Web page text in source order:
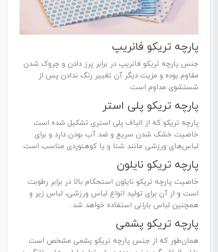
پارچه تریکو فانریپ
جنس پارچه تریکو فانریپ در برابر پرز دادن و چروک شدن
مقاوم بوده و مزیت دیگر آن تغییر رنگ ندادن پس از
شستشوی مداوم است.
پارچه تریکو پلی استر
پارچه تریکو که از الیاف پلی استری تشکیل شده است
خاصیت خشک شدن سریع و ضد آب بودن دارد و برای
لباس‌های ورزشی مانند شنا و یا کوهنوردی مناسب است.
پارچه تریکو نایلون
خاصیت پارچه تریکو نایلون استحکام بالا در برابر رطوبت
است و از آن برای تولید انواع لباس ورزشی، لباس زیر و
همچنین لباس بارانی استفاده خواهد شد.
پارچه تریکو پشمی
همان‌طور که از جنس پارچه تریکو پشمی مشخص است